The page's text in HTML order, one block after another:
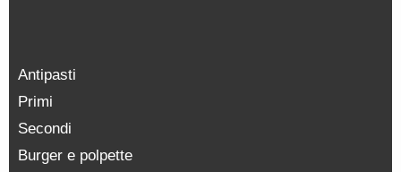
Antipasti
Primi
Secondi
Burger e polpette